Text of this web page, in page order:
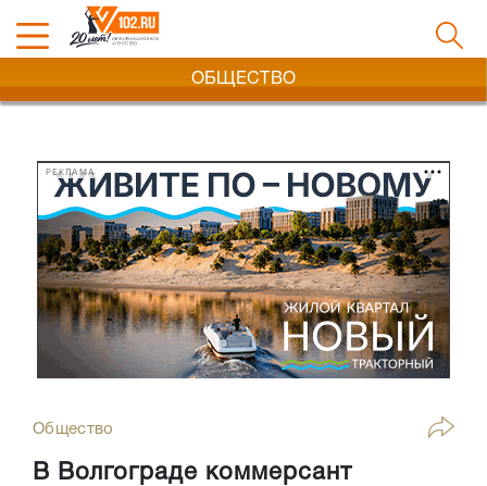
ОБЩЕСТВО
РЕКЛАМА
Общество
В Волгограде коммерсант